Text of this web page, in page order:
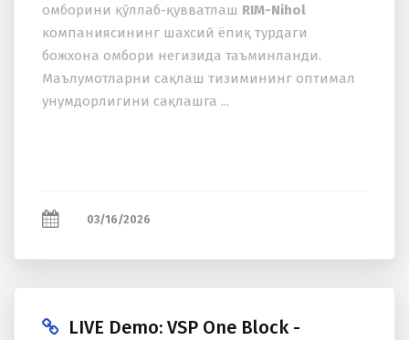
омборини қўллаб-қувватлаш RIM-Nihol
компаниясининг шахсий ёпиқ турдаги
божхона омбори негизида таъминланди.
Маълумотларни сақлаш тизимининг оптимал
унумдорлигини сақлашга ...
03/16/2026
LIVE Demo: VSP One Block -